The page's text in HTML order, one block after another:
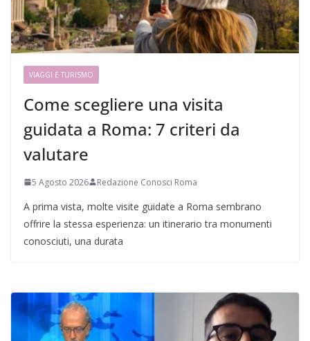
VIAGGI E TURISMO
Come scegliere una visita
guidata a Roma: 7 criteri da
valutare
5 Agosto 2026 Redazione Conosci Roma
A prima vista, molte visite guidate a Roma sembrano
offrire la stessa esperienza: un itinerario tra monumenti
conosciuti, una durata